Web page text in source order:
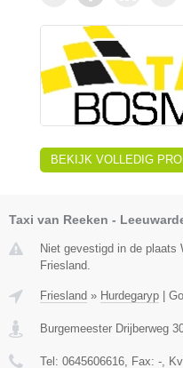
BEKIJK VOLLEDIG
Taxi van Reeken -
Niet gevestigd in de plaats
Friesland.
Friesland » Hurdegaryp
Burgemeester Drijberweg
Tel: 0645606616, Fax: -,